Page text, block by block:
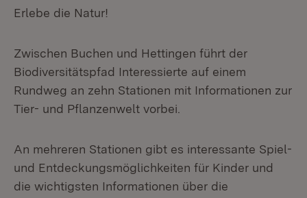
Erlebe die Natur!
Zwischen Buchen und Hettingen führt der
Biodiversitätspfad Interessierte auf einem
Rundweg an zehn Stationen mit Informationen zur
Tier- und Pflanzenwelt vorbei.
An mehreren Stationen gibt es interessante Spiel-
und Entdeckungsmöglichkeiten für Kinder und
die wichtigsten Informationen über die